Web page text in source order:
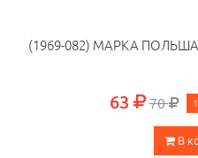
(1969-082) МАРКА
63 70
В